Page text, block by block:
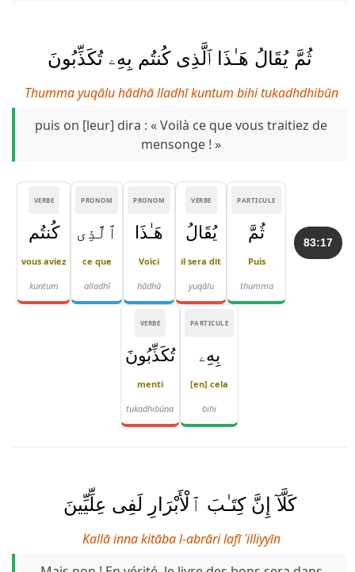
ثُمَّ يُقَالُ هَـٰذَا ٱلَّذِى كُنتُم بِهِۦ تُكَذِّبُونَ
Thumma yuqālu hādhā lladhī kuntum bihi tukadhdhibūn
puis on [leur] dira : « Voilà ce que vous traitiez de
mensonge ! »
83:17
PARTICULE
ثُمَّ
Puis
thumma
VERBE
يُقَالُ
il sera dit
yuqālu
PRONOM
هَـٰذَا
Voici
hādhā
PRONOM
ٱلَّذِى
ce que
alladhī
VERBE
كُنتُم
vous aviez
kuntum
PARTICULE
بِهِۦ
[en] cela
bihi
VERBE
تُكَذِّبُونَ
menti
tukadhibūna
كَلَّآ إِنَّ كِتَـٰبَ ٱلْأَبْرَارِ لَفِى عِلِّيِّينَ
Kallā inna kitāba l-abrāri lafī ʿilliyyīn